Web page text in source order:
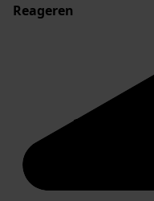
Reageren